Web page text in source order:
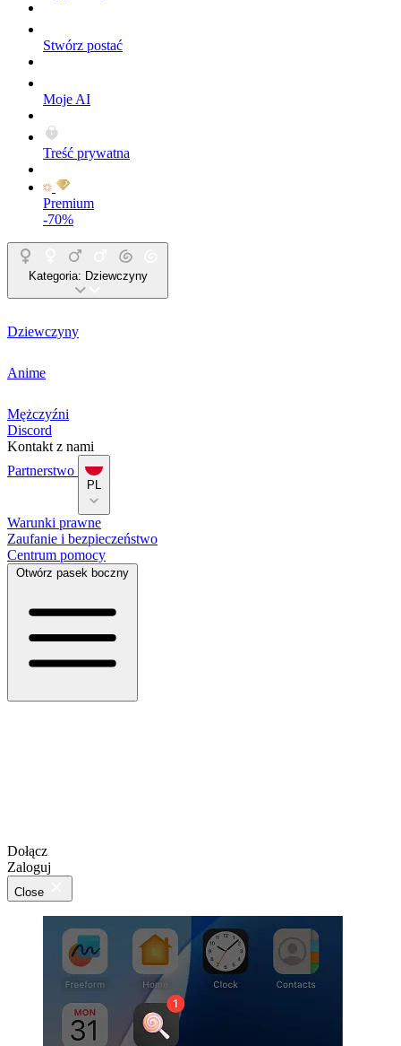
Stwórz postać
Moje AI
Treść prywatna
Premium
-70%
Kategoria: Dziewczyny
Dziewczyny
Anime
Mężczyźni
Discord
Kontakt z nami
Partnerstwo
PL
Warunki prawne
Zaufanie i bezpieczeństwo
Centrum pomocy
Otwórz pasek boczny
Dołącz
Zaloguj
Close